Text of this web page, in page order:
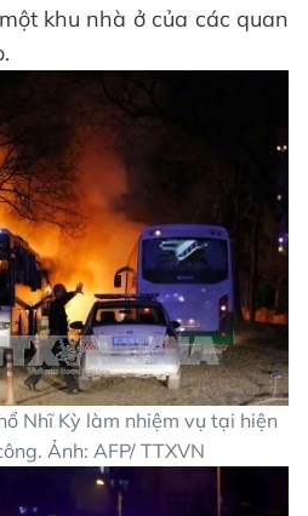
khu nhà ở của các quan
Nhĩ Kỳ làm nhiệm vụ tại hiện
Ảnh: AFP/ TTXVN